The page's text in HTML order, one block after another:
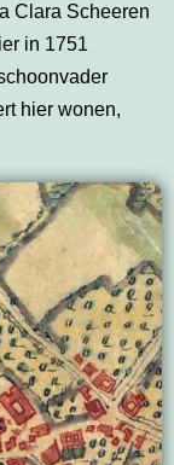
Clara Scheeren
in 1751
hier wonen,